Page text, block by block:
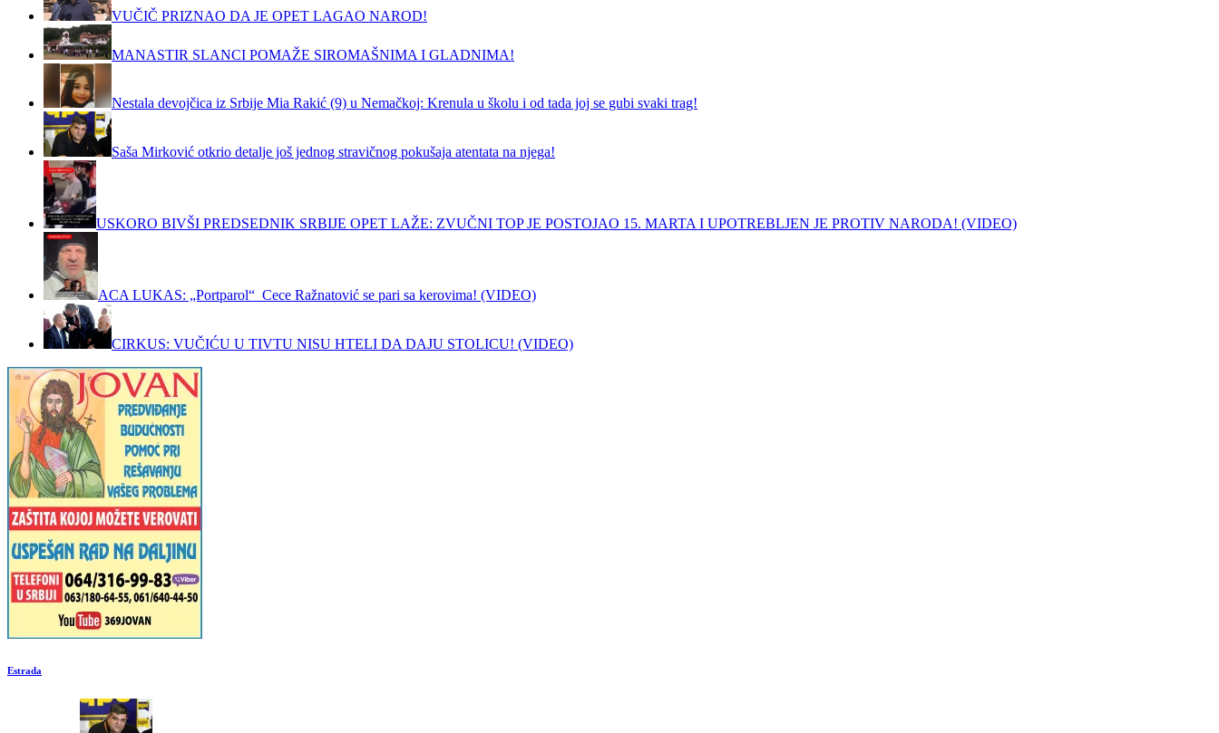
VUČIČ PRIZNAO DA JE OPET LAGAO NAROD!
MANASTIR SLANCI POMAŽE SIROMAŠNIMA I GLADNIMA!
Nestala devojčica iz Srbije Mia Rakić (9) u Nemačkoj: Krenula u školu i od tada joj se gubi svaki trag!
Saša Mirković otkrio detalje još jednog stravičnog pokušaja atentata na njega!
USKORO BIVŠI PREDSEDNIK SRBIJE OPET LAŽE: ZVUČNI TOP JE POSTOJAO 15. MARTA I UPOTREBLJEN JE PROTIV NARODA! (VIDEO)
ACA LUKAS: „Portparol“ Cece Ražnatović se pari sa kerovima! (VIDEO)
CIRKUS: VUČIĆU U TIVTU NISU HTELI DA DAJU STOLICU! (VIDEO)
Estrada